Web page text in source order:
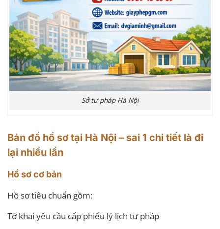
Sở tư pháp Hà Nội
Bản đồ hồ sơ tại Hà Nội – sai 1 chi tiết là đi
lại nhiều lần
Hồ sơ cơ bản
Hồ sơ tiêu chuẩn gồm:
Tờ khai yêu cầu cấp phiếu lý lịch tư pháp